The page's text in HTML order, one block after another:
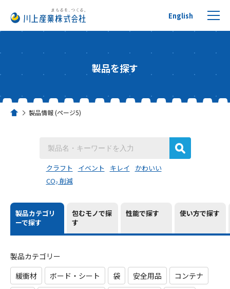
English
リサイクルへの取り組み
川上産業について
お問い合わせ
製品を探す
ホーム
製品情報 (ページ5)
クラフト イベント キレイ
かわいい
CO₂ 削減
製品カテゴリ
ーで探す
包むモノで探
す
性能で探す 使い方で探す
製品カテゴリー
緩衝材
ボード・シート 袋 安全用品
コンテナ